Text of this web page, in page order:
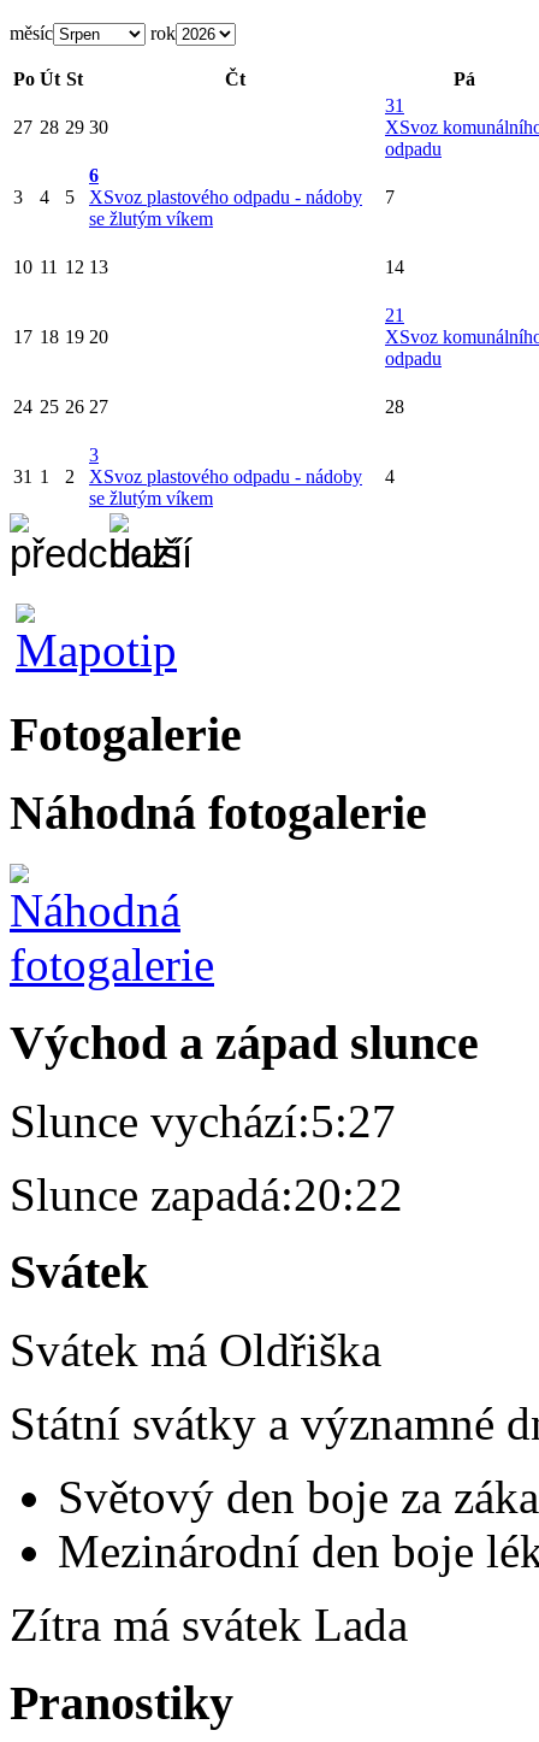
měsíc rok
Po Út St Čt Pá
27 28 29 30
31
XSvoz
odpadu
3 4 5
6
XSvoz plastového odpadu - nádoby
se žlutým víkem
7
10 11 12 13 14
17 18 19 20
21
XSvoz
odpadu
24 25 26 27 28
31 1 2
3
XSvoz plastového odpadu - nádoby
se žlutým víkem
4
Fotogalerie
Náhodná fotogalerie
Východ a západ slunce
Slunce vychází:5:27
Slunce zapadá:20:22
Svátek
Svátek má Oldřiška
Státní svátky a významné
Světový den boje za
Mezinárodní den boje
Zítra má svátek Lada
Pranostiky